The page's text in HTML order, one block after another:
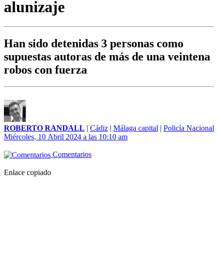
alunizaje
Han sido detenidas 3 personas como
supuestas autoras de más de una veintena
robos con fuerza
ROBERTO RANDALL | Cádiz | Málaga capital | Policía Nacional
Miércoles, 10 Abril 2024 a las 10:10 am
Comentarios
Enlace copiado